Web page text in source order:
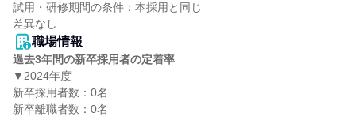
試用・研修期間の条件：本採用と同じ
職場情報
過去3年間の新卒採用者の定着率
▼2024年度
新卒採用者数：0名
新卒離職者数：0名